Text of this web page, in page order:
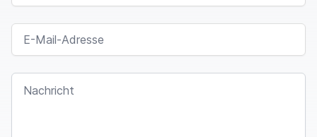
E-MAIL-ADRESSE
NACHRICHT